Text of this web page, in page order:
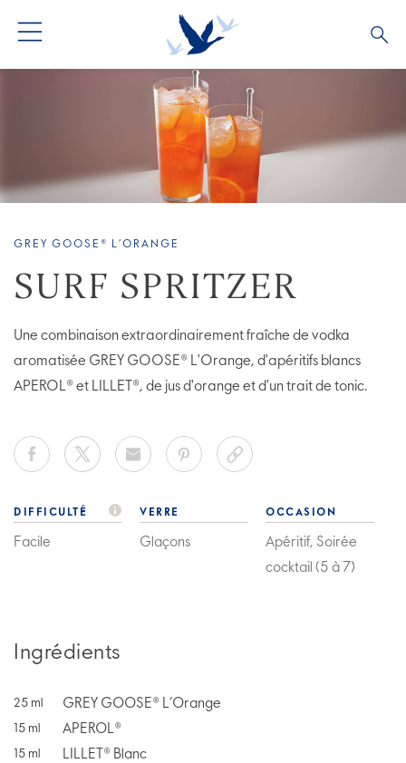
TOUS LES COCKTAILS
COLLECTIONS COCKTAILS
BARTENDERS
GREY GOOSE® L’ORANGE
SURF SPRITZER
Une combinaison extraordinairement fraîche de vodka
aromatisée GREY GOOSE® L'Orange, d'apéritifs blancs
APEROL® et LILLET®, de jus d'orange et d'un trait de tonic.
DIFFICULTÉ
Facile
VERRE
Glaçons
OCCASION
Apéritif, Soirée
cocktail (5 à 7)
Ingrédients
25 ml GREY GOOSE® L’Orange
15 ml APEROL®
15 ml LILLET® Blanc